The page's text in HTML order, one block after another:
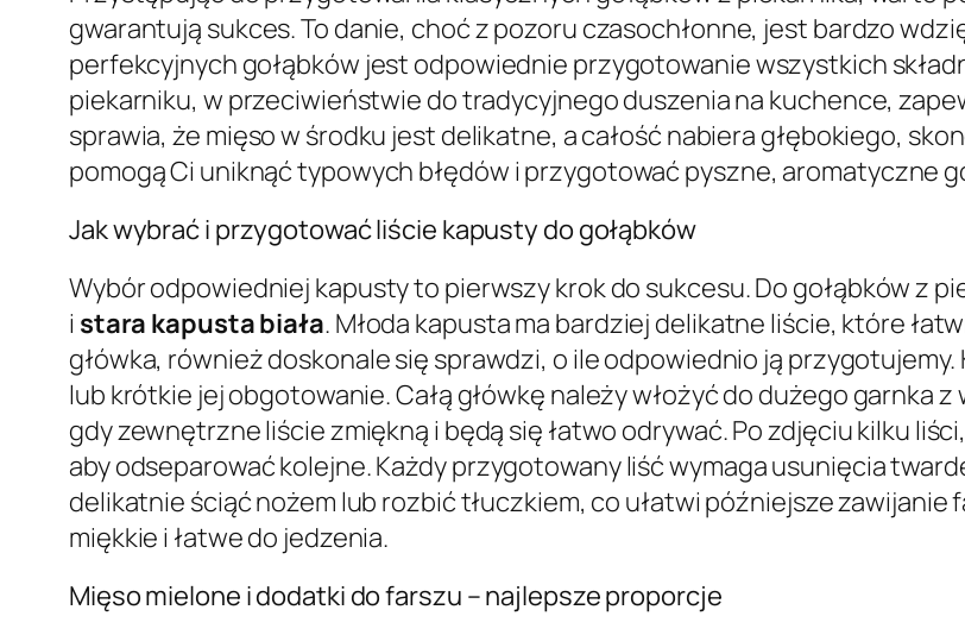
gwarantują sukces. To danie, choć z pozoru czasochłonne, jest bardzo
perfekcyjnych gołąbków jest odpowiednie przygotowanie wszystkich
piekarniku, w przeciwieństwie do tradycyjnego duszenia na kuchence,
sprawia, że mięso w środku jest delikatne, a całość nabiera głębokiego,
pomogą Ci uniknąć typowych błędów i przygotować pyszne, aromatyczne
Jak wybrać i przygotować liście kapusty do gołąbków
Wybór odpowiedniej kapusty to pierwszy krok do sukcesu. Do gołąbków z
i stara kapusta biała. Młoda kapusta ma bardziej delikatne liście, które
główka, również doskonale się sprawdzi, o ile odpowiednio ją
lub krótkie jej obgotowanie. Całą główkę należy włożyć do dużego garnka
gdy zewnętrzne liście zmiękną i będą się łatwo odrywać. Po zdjęciu kilku
aby odseparować kolejne. Każdy przygotowany liść wymaga usunięcia
delikatnie ściąć nożem lub rozbić tłuczkiem, co ułatwi późniejsze zawijanie
miękkie i łatwe do jedzenia.
Mięso mielone i dodatki do farszu – najlepsze proporcje